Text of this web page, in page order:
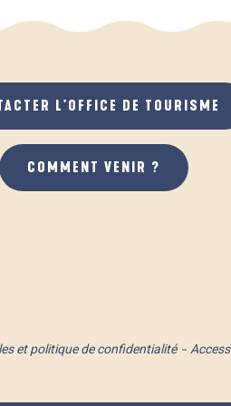
L'OFFICE DE TOURISME
COMMENT VENIR ?
et politique de confidentialité